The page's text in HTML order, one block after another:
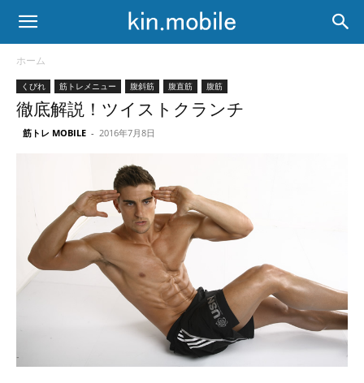
ホーム
くびれ 筋トレメニュー 腹斜筋 腹直筋 腹筋
徹底解説！ツイストクランチ
筋トレ MOBILE - 2016年7月8日